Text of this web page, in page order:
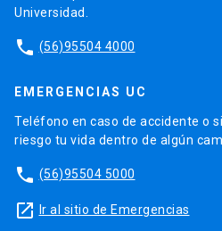
Universidad.
phone (56)95504 4000
EMERGENCIAS UC
Teléfono en caso de accidente o
riesgo tu vida dentro de algún
phone (56)95504 5000
launch Ir al sitio de Emergencias